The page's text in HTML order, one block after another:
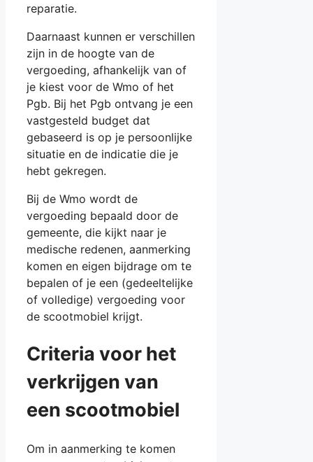
reparatie.
Daarnaast kunnen er verschillen
zijn in de hoogte van de
vergoeding, afhankelijk van of
je kiest voor de Wmo of het
Pgb. Bij het Pgb ontvang je een
vastgesteld budget dat
gebaseerd is op je persoonlijke
situatie en de indicatie die je
hebt gekregen.
Bij de Wmo wordt de
vergoeding bepaald door de
gemeente, die kijkt naar je
medische redenen, aanmerking
komen en eigen bijdrage om te
bepalen of je een (gedeeltelijke
of volledige) vergoeding voor
de scootmobiel krijgt.
Criteria voor het
verkrijgen van
een scootmobiel
Om in aanmerking te komen